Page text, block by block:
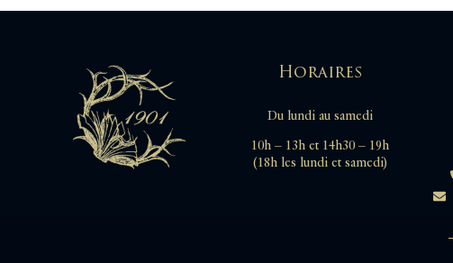
Horaires
Du lundi au samedi
10h – 13h et 14h30 – 19h
(18h les lundi et samedi)